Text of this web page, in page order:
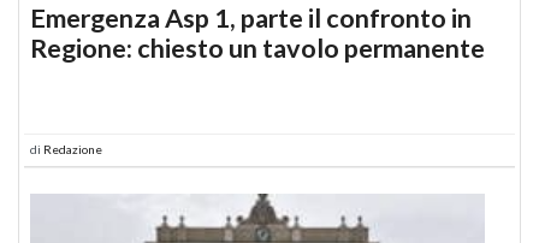
Emergenza Asp 1, parte il confronto in
Regione: chiesto un tavolo permanente
di Redazione